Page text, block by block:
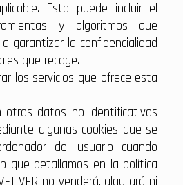
Esto puede incluir el
y algoritmos que
garantizar la confidencialidad
que recoge.
los servicios que ofrece esta
otros datos no identificativos
algunas cookies que se
del usuario cuando
que detallamos en la política